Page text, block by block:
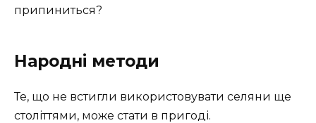
припиниться?
Народні методи
Те, що не встигли використовувати селяни ще
століттями, може стати в пригоді.